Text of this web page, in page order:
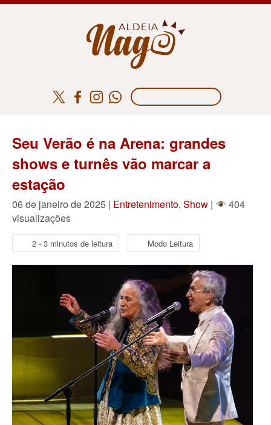
Seu Verão é na Arena: grandes
shows e turnês vão marcar a
estação
06 de janeiro de 2025 | Entretenimento, Show |
404
visualizações
2 - 3 minutos de leitura Modo Leitura